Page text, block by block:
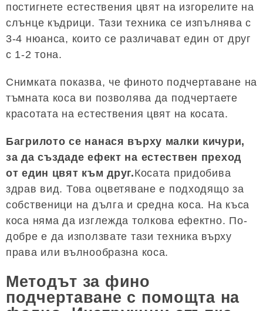
постигнете естествения цвят на изгорелите на
слънце къдрици. Тази техника се изпълнява с
3-4 нюанса, които се различават един от друг
с 1-2 тона.
Снимката показва, че финото подчертаване на
тъмната коса ви позволява да подчертаете
красотата на естествения цвят на косата.
Багрилото се нанася върху малки кичури,
за да създаде ефект на естествен преход
от един цвят към друг.Косата придобива
здрав вид. Това оцветяване е подходящо за
собственици на дълга и средна коса. На къса
коса няма да изглежда толкова ефектно. По-
добре е да използвате тази техника върху
права или вълнообразна коса.
Методът за фино
подчертаване с помощта на